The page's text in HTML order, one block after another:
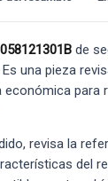
de
una pieza
económica para
revisa la
del